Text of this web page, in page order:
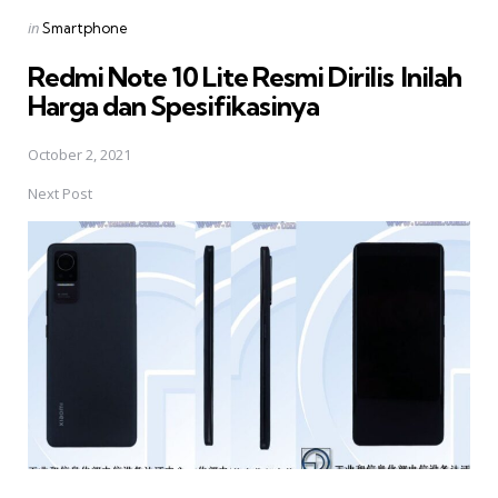
Posted
inSmartphone
Redmi Note 10 Lite Resmi Dirilis  Inilah
Harga dan Spesifikasinya
October 2, 2021
Next Post